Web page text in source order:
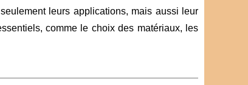
leurs applications, mais aussi leur
comme le choix des matériaux, les